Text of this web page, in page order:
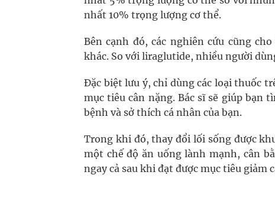
nhất 10% trọng lượng cơ thể.
Bên cạnh đó, các nghiên cứu cũng
khác. So với liraglutide, nhiều người
Đặc biệt lưu ý, chỉ dùng các loại thuốc
mục tiêu cân nặng. Bác sĩ sẽ giúp bạn
bệnh và sở thích cá nhân của bạn.
Trong khi đó, thay đổi lối sống được
một chế độ ăn uống lành mạnh, cân
ngay cả sau khi đạt được mục tiêu giảm